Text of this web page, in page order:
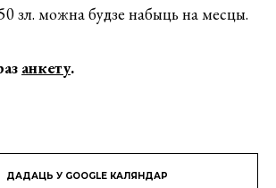
зл. можна будзе набыць на месцы.
анкету.
ДАДАЦЬ У GOOGLE КАЛЯНДАР